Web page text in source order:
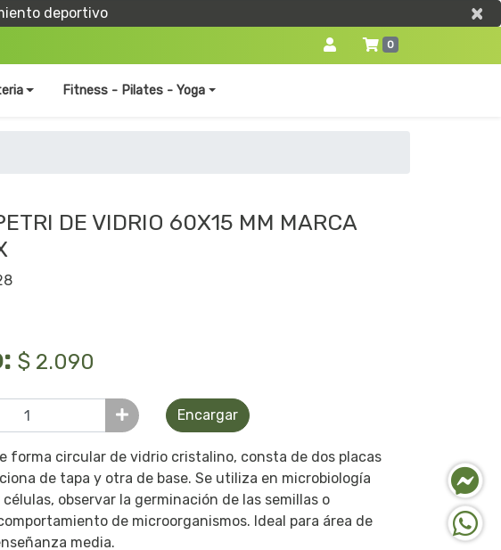
deportivo ×
×
0
Fitness - Pilates - Yoga
DE VIDRIO 60X15 MM MARCA
$ 2.090
Encargar
forma circular de vidrio cristalino, consta de dos placas
de tapa y otra de base. Se utiliza en microbiología
observar la germinación de las semillas o
de microorganismos. Ideal para área de
media.